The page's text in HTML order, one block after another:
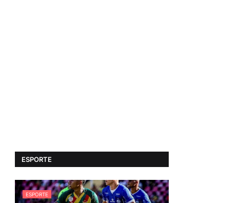
ESPORTE
ESPORTE